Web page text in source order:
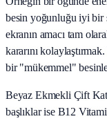
besin yoğunluğu iyi bir
ekranın amacı tam
kararını
bir "mükemmel"
Beyaz Ekmekli Çift
başlıklar ise B12